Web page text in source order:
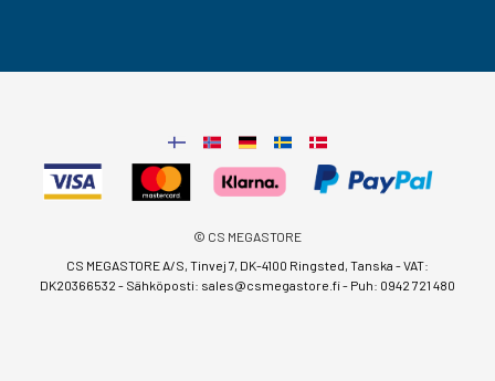
© CS MEGASTORE
CS MEGASTORE A/S, Tinvej 7, DK-4100 Ringsted, Tanska - VAT:
DK20366532 - Sähköposti: sales@csmegastore.fi- Puh: 0942 721 480